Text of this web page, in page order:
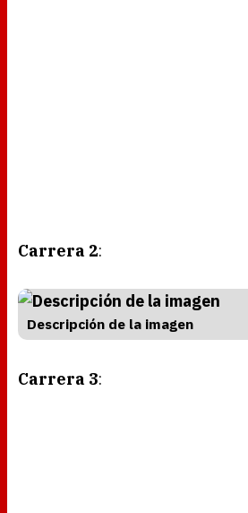
Carrera 2:
Descripción de la imagen
Carrera 3: